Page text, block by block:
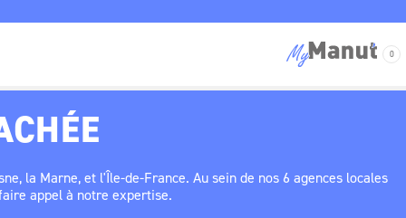
ELÉMENTS DE MANŒUVRE
0
la Marne, et l'Île-de-France. Au sein de nos 6 agences locales
appel à notre expertise.